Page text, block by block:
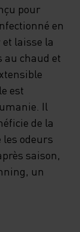
pour
en
laisse la
au chaud et
est
Il
de la
odeurs
saison,
un